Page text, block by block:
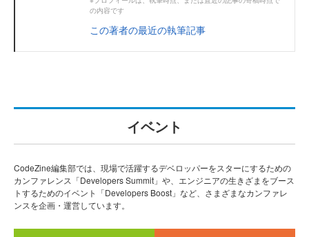
の内容です
この著者の最近の執筆記事
イベント
CodeZine編集部では、現場で活躍するデベロッパーをスターにするための
カンファレンス「Developers Summit」や、エンジニアの生きざまをブース
トするためのイベント「Developers Boost」など、さまざまなカンファレ
ンスを企画・運営しています。